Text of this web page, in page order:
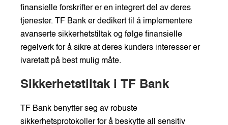
finansielle forskrifter er en integrert del av deres
tjenester. TF Bank er dedikert til å implementere
avanserte sikkerhetstiltak og følge finansielle
regelverk for å sikre at deres kunders interesser er
ivaretatt på best mulig måte.
Sikkerhetstiltak i TF Bank
TF Bank benytter seg av robuste
sikkerhetsprotokoller for å beskytte all sensitiv